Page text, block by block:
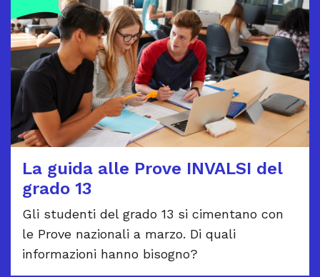
La guida alle Prove INVALSI del
grado 13
Gli studenti del grado 13 si cimentano con
le Prove nazionali a marzo. Di quali
informazioni hanno bisogno?